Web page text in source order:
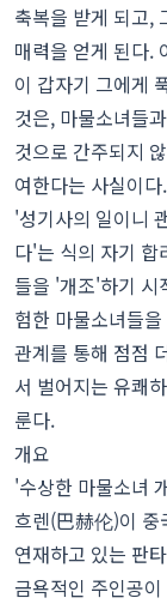
축복을 받게 되고,
매력을 얻게 된다.
이 갑자기 그에게
것은, 마물소녀들
것으로 간주되지
여한다는 사실이다.
'성기사의 일이니
다'는 식의 자기 합
들을 '개조'하기 시
험한 마물소녀들
관계를 통해 점점
서 벌어지는 유쾌
룬다.
개요
'수상한 마물소녀
흐렌(巴赫伦)이 중
연재하고 있는 판
금욕적인 주인공